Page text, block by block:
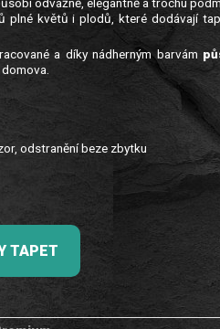
plné květů i plodů, které dodávají
a díky nádherným barvám
odstranění beze zbytku
TAPET